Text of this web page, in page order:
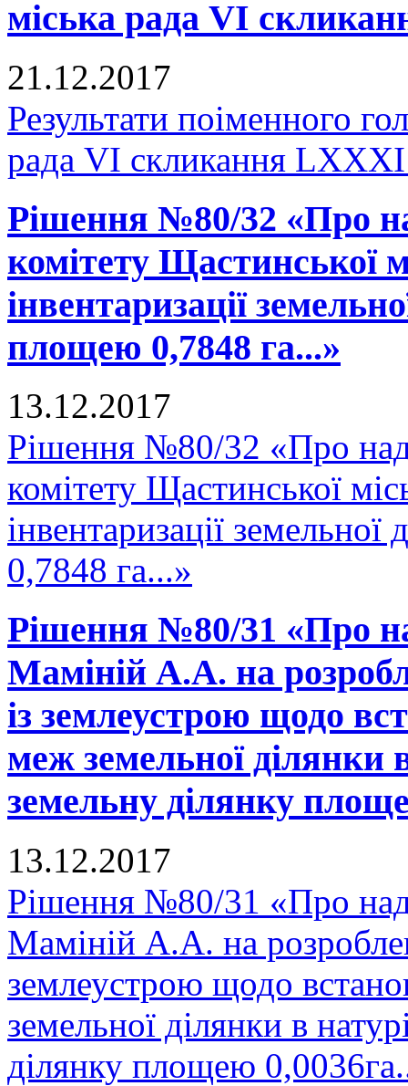
міська рада VI
21.12.2017
Результати поіменного
рада VI скликання LXXXI
Рішення №80/32 «Про
комітету Щастинської
інвентаризації
площею 0,7848 га...»
13.12.2017
Рішення №80/32 «Про
комітету Щастинської
інвентаризації
0,7848 га...»
Рішення №80/31 «Про
Маміній А.А. на
із землеустрою щодо
меж земельної ділянки
земельну ділянку
13.12.2017
Рішення №80/31 «Про
Маміній А.А. на
землеустрою щодо
земельної ділянки в
ділянку площею